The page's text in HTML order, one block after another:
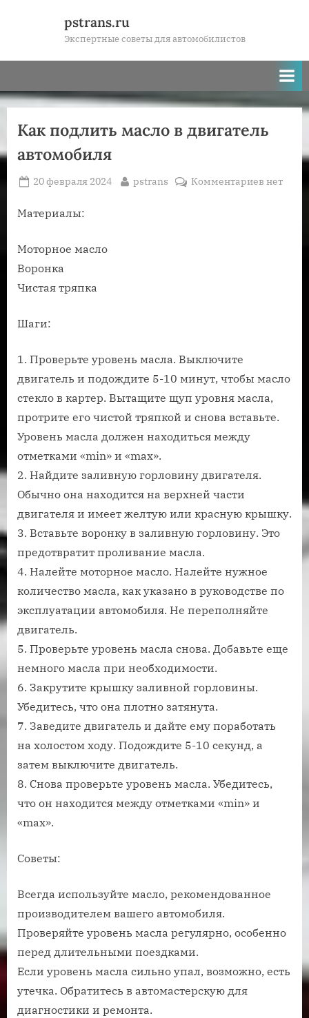
pstrans.ru
Экспертные советы для автомобилистов
Как подлить масло в двигатель
автомобиля
Posted
20 февраля 2024 By
pstrans Комментариевкнет
Материалы:
Моторное масло
Воронка
Чистая тряпка
Шаги:
1. Проверьте уровень масла. Выключите
двигатель и подождите 5-10 минут, чтобы масло
стекло в картер. Вытащите щуп уровня масла,
протрите его чистой тряпкой и снова вставьте.
Уровень масла должен находиться между
отметками «min» и «max».
2. Найдите заливную горловину двигателя.
Обычно она находится на верхней части
двигателя и имеет желтую или красную крышку.
3. Вставьте воронку в заливную горловину. Это
предотвратит проливание масла.
4. Налейте моторное масло. Налейте нужное
количество масла, как указано в руководстве по
эксплуатации автомобиля. Не переполняйте
двигатель.
5. Проверьте уровень масла снова. Добавьте еще
немного масла при необходимости.
6. Закрутите крышку заливной горловины.
Убедитесь, что она плотно затянута.
7. Заведите двигатель и дайте ему поработать
на холостом ходу. Подождите 5-10 секунд, а
затем выключите двигатель.
8. Снова проверьте уровень масла. Убедитесь,
что он находится между отметками «min» и
«max».
Советы:
Всегда используйте масло, рекомендованное
производителем вашего автомобиля.
Проверяйте уровень масла регулярно, особенно
перед длительными поездками.
Если уровень масла сильно упал, возможно, есть
утечка. Обратитесь в автомастерскую для
диагностики и ремонта.